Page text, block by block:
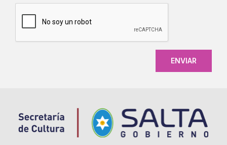
CAPTCHA